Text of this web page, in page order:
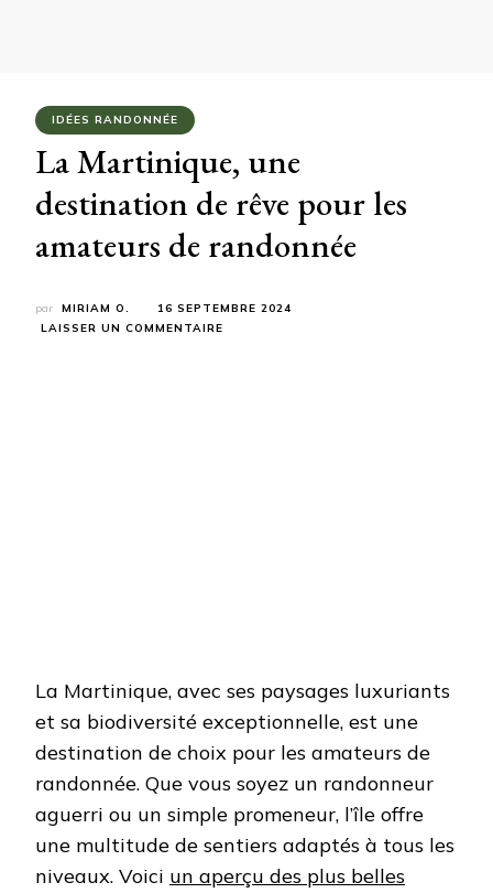
IDÉES RANDONNÉE
La Martinique, une
destination de rêve pour les
amateurs de randonnée
par MIRIAM O.
16 SEPTEMBRE 2024
LAISSER UN COMMENTAIRE
La Martinique, avec ses paysages luxuriants
et sa biodiversité exceptionnelle, est une
destination de choix pour les amateurs de
randonnée. Que vous soyez un randonneur
aguerri ou un simple promeneur, l’île offre
une multitude de sentiers adaptés à tous les
niveaux. Voici un aperçu des plus belles